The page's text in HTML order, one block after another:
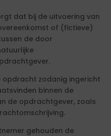
dat bij de uitvoering van
of (fictieve)
de door
zodanig ingericht
binnen de
de opdrachtgever, zoals
gehouden de